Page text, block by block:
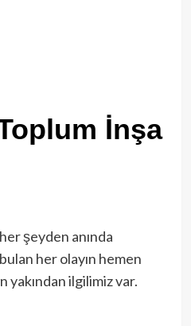
İnşa
her şeyden anında
her olayın hemen
yakından ilgilimiz var.